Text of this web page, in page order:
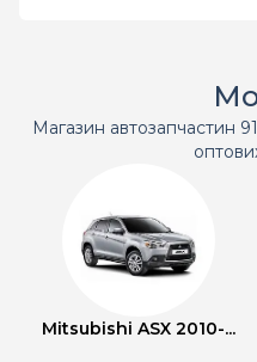
Магазин автозапчастин
Mitsubishi ASX 2010-...